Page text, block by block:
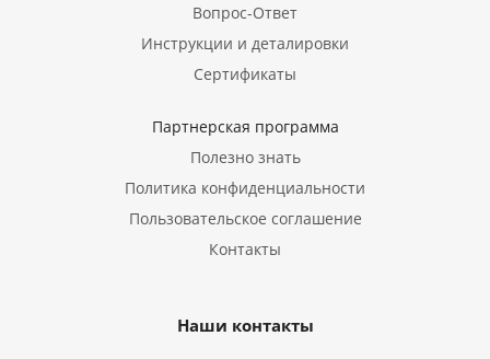
Вопрос-Ответ
Инструкции и деталировки
Сертификаты
Партнерская программа
Полезно знать
Политика конфиденциальности
Пользовательское соглашение
Контакты
Наши контакты